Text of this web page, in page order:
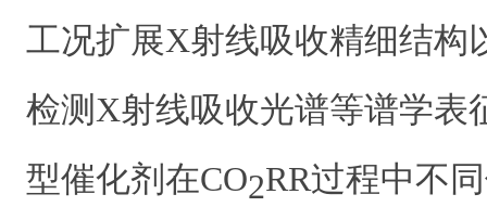
工况扩展X射线吸收精细结构
检测X射线吸收光谱等谱学表
型催化剂在CO2RR过程中不